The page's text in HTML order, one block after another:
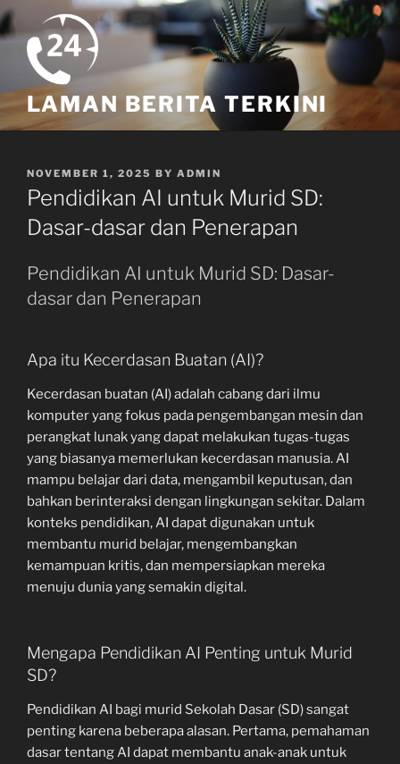
Skip
to
content
LAMAN BERITA TERKINI
POSTED
ON
NOVEMBER 1, 2025 BY ADMIN
Pendidikan AI untuk Murid SD:
Dasar-dasar dan Penerapan
Pendidikan AI untuk Murid SD: Dasar-
dasar dan Penerapan
Apa itu Kecerdasan Buatan (AI)?
Kecerdasan buatan (AI) adalah cabang dari ilmu
komputer yang fokus pada pengembangan mesin dan
perangkat lunak yang dapat melakukan tugas-tugas
yang biasanya memerlukan kecerdasan manusia. AI
mampu belajar dari data, mengambil keputusan, dan
bahkan berinteraksi dengan lingkungan sekitar. Dalam
konteks pendidikan, AI dapat digunakan untuk
membantu murid belajar, mengembangkan
kemampuan kritis, dan mempersiapkan mereka
menuju dunia yang semakin digital.
Mengapa Pendidikan AI Penting untuk Murid
SD?
Pendidikan AI bagi murid Sekolah Dasar (SD) sangat
penting karena beberapa alasan. Pertama, pemahaman
dasar tentang AI dapat membantu anak-anak untuk